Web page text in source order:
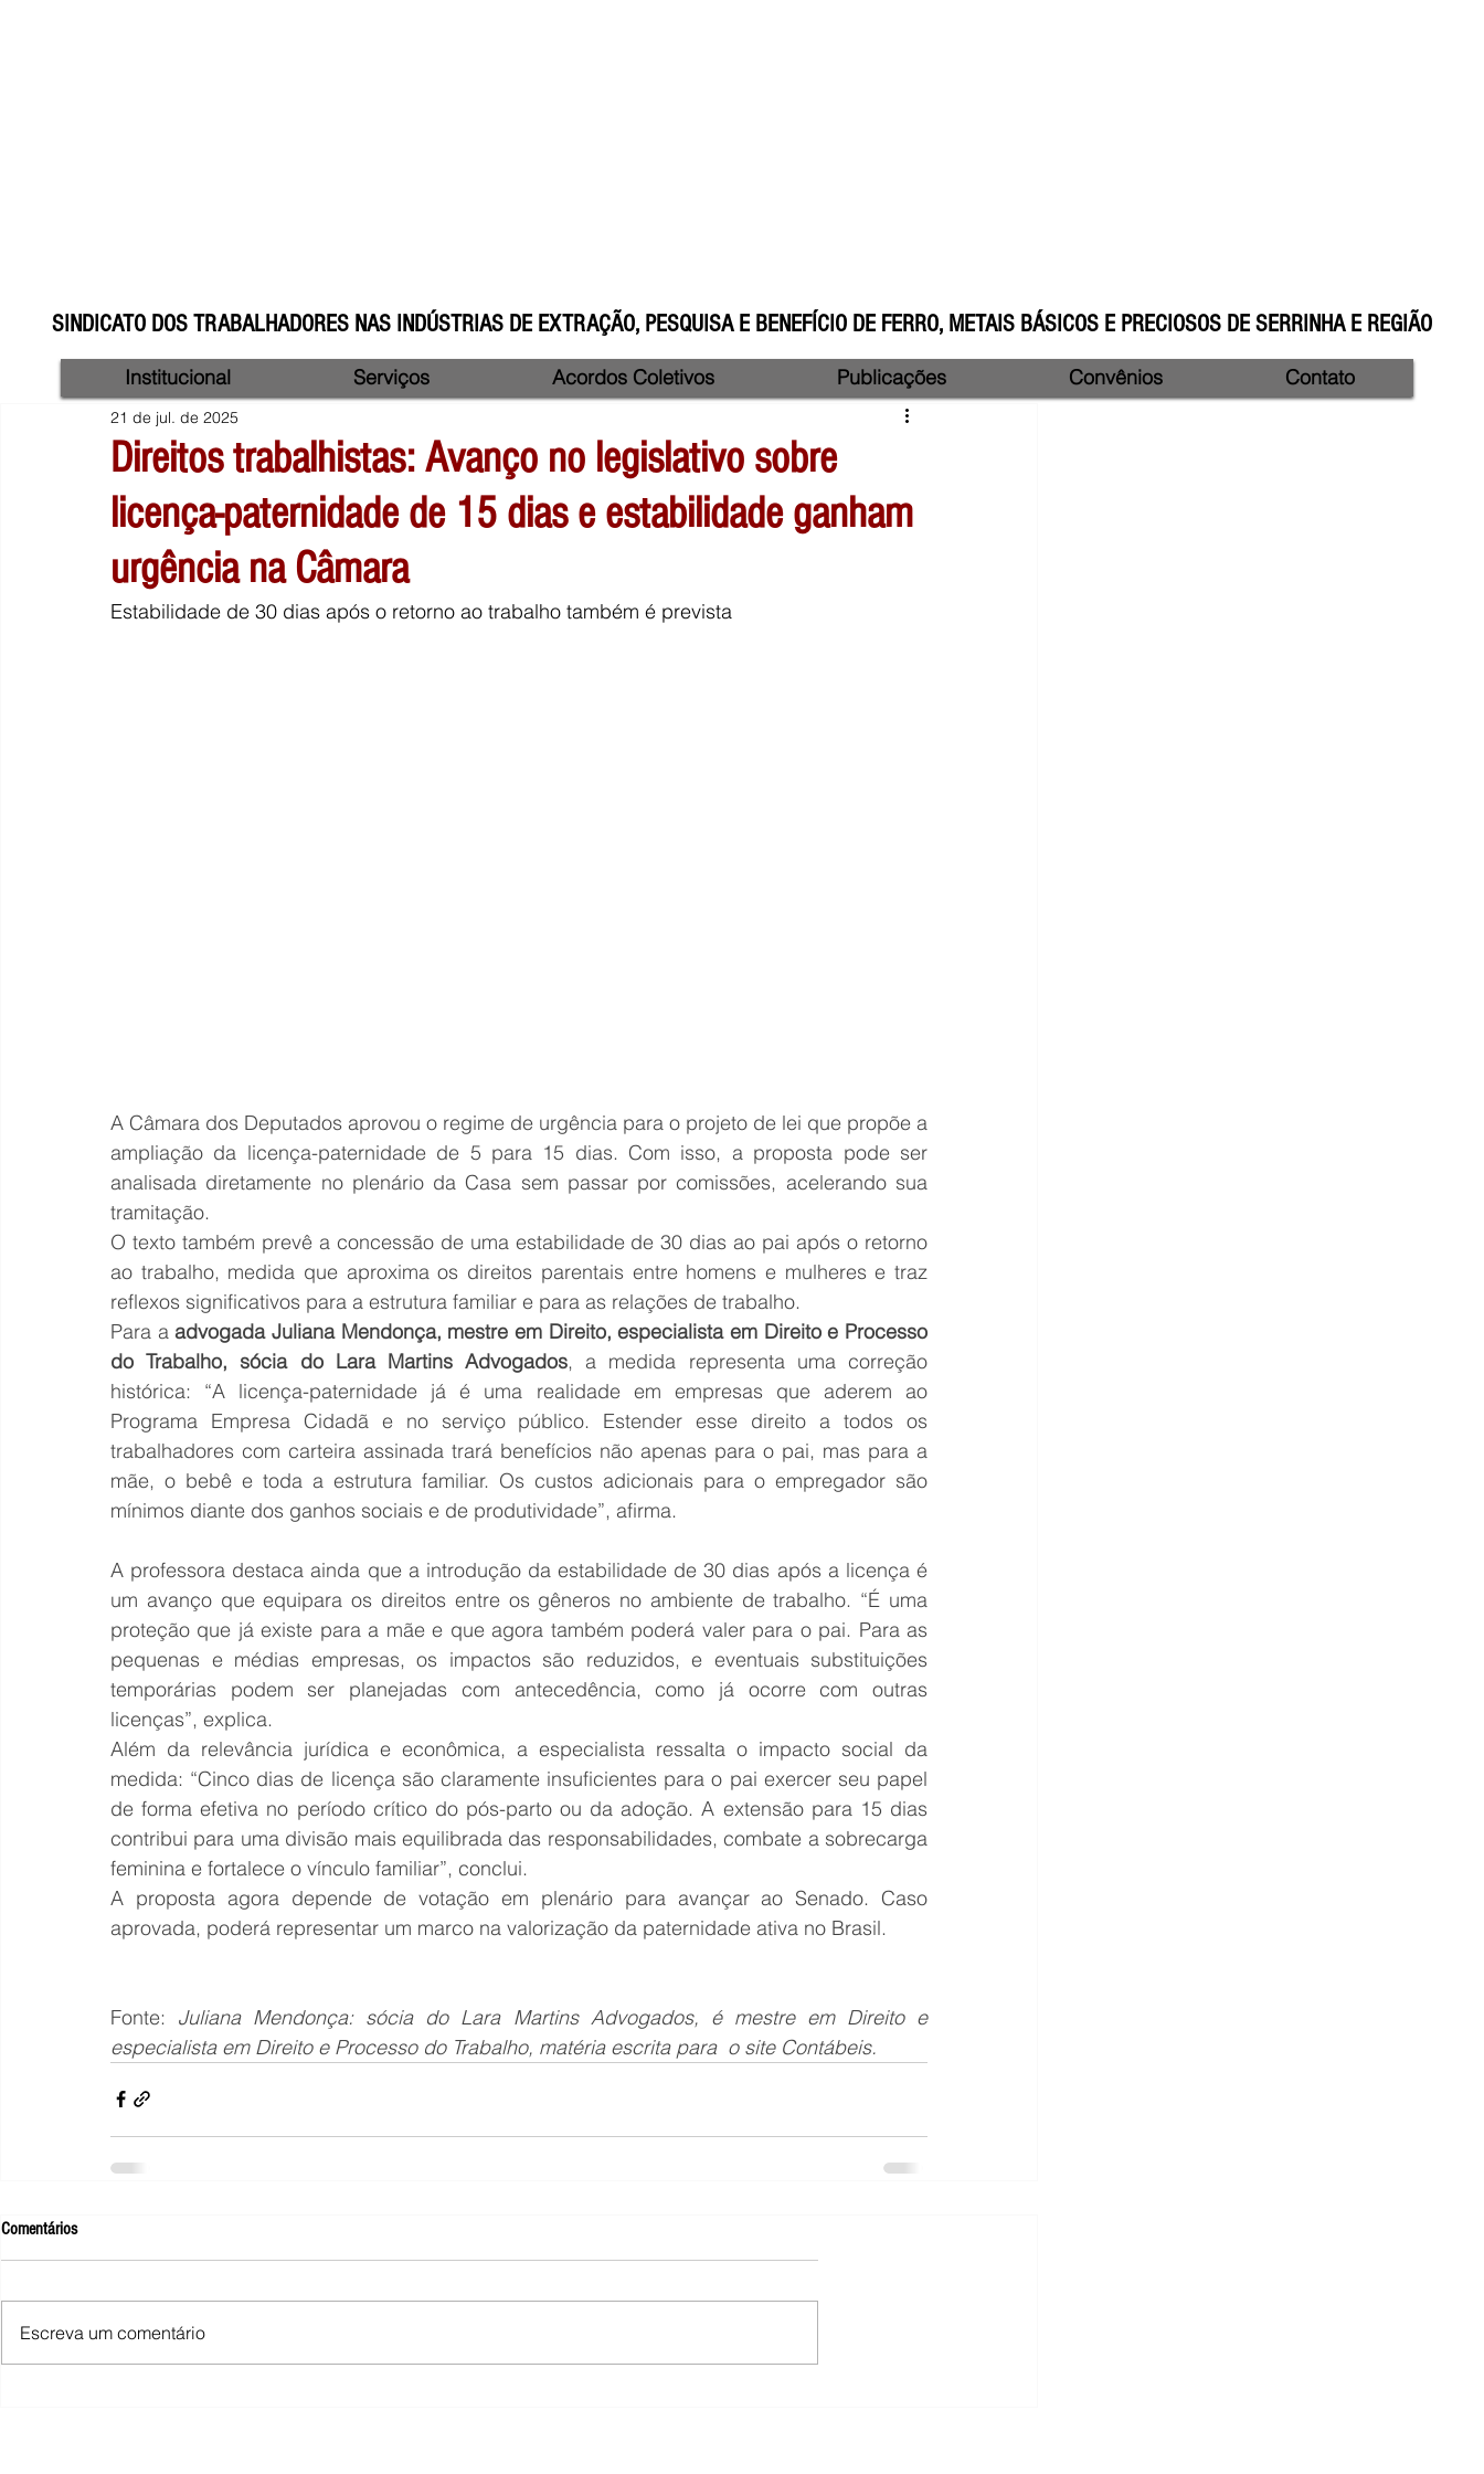
SINDICATO DOS TRABALHADORES NAS INDÚSTRIAS DE EXTRAÇÃO, PESQUISA E BENEFÍCIO DE FERRO, METAIS BÁSICOS E PRECIOSOS DE SERRINHA E REGIÃO
Direitos trabalhistas: Avanço no legislativo sobre
licença-paternidade de 15 dias e estabilidade ganham
urgência na Câmara
21 de jul. de 2025
Estabilidade de 30 dias após o retorno ao trabalho também é prevista
A Câmara dos Deputados aprovou o regime de urgência para o projeto de lei que propõe a
ampliação da licença-paternidade de 5 para 15 dias. Com isso, a proposta pode ser
analisada diretamente no plenário da Casa sem passar por comissões, acelerando sua
tramitação.
O texto também prevê a concessão de uma estabilidade de 30 dias ao pai após o retorno
ao trabalho, medida que aproxima os direitos parentais entre homens e mulheres e traz
reflexos significativos para a estrutura familiar e para as relações de trabalho.
Para a advogada Juliana Mendonça, mestre em Direito, especialista em Direito e Processo
do Trabalho, sócia do Lara Martins Advogados, a medida representa uma correção
histórica: “A licença-paternidade já é uma realidade em empresas que aderem ao
Programa Empresa Cidadã e no serviço público. Estender esse direito a todos os
trabalhadores com carteira assinada trará benefícios não apenas para o pai, mas para a
mãe, o bebê e toda a estrutura familiar. Os custos adicionais para o empregador são
mínimos diante dos ganhos sociais e de produtividade”, afirma.
A professora destaca ainda que a introdução da estabilidade de 30 dias após a licença é
um avanço que equipara os direitos entre os gêneros no ambiente de trabalho. “É uma
proteção que já existe para a mãe e que agora também poderá valer para o pai. Para as
pequenas e médias empresas, os impactos são reduzidos, e eventuais substituições
temporárias podem ser planejadas com antecedência, como já ocorre com outras
licenças”, explica.
Além da relevância jurídica e econômica, a especialista ressalta o impacto social da
medida: “Cinco dias de licença são claramente insuficientes para o pai exercer seu papel
de forma efetiva no período crítico do pós-parto ou da adoção. A extensão para 15 dias
contribui para uma divisão mais equilibrada das responsabilidades, combate a sobrecarga
feminina e fortalece o vínculo familiar”, conclui.
A proposta agora depende de votação em plenário para avançar ao Senado. Caso
aprovada, poderá representar um marco na valorização da paternidade ativa no Brasil.
Fonte: Juliana Mendonça: sócia do Lara Martins Advogados, é mestre em Direito e
especialista em Direito e Processo do Trabalho, matéria escrita para  o site Contábeis.
Comentários
Escreva um comentário
Institucional Serviços Acordos Coletivos Publicações Convênios Contato